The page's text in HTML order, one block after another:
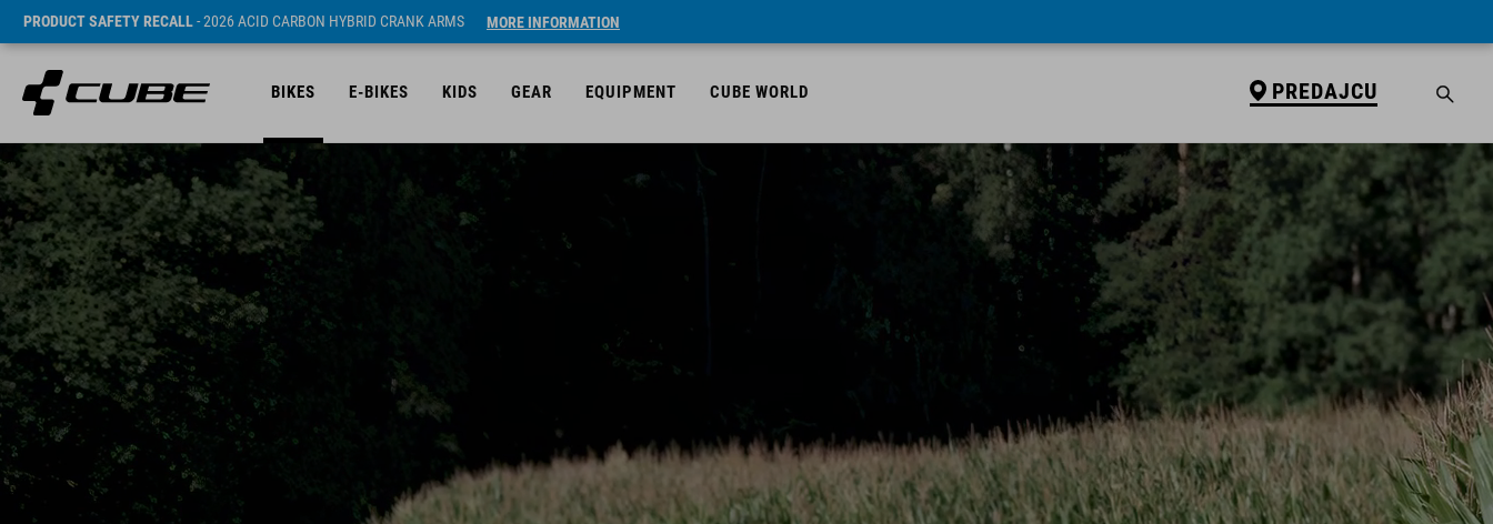
PRODUCT SAFETY RECALL- 2026 ACID CARBON HYBRID CRANK ARMS MORE INFORMATION
BIKES E-BIKES KIDS GEAR EQUIPMENT CUBE WORLD PREDAJCU